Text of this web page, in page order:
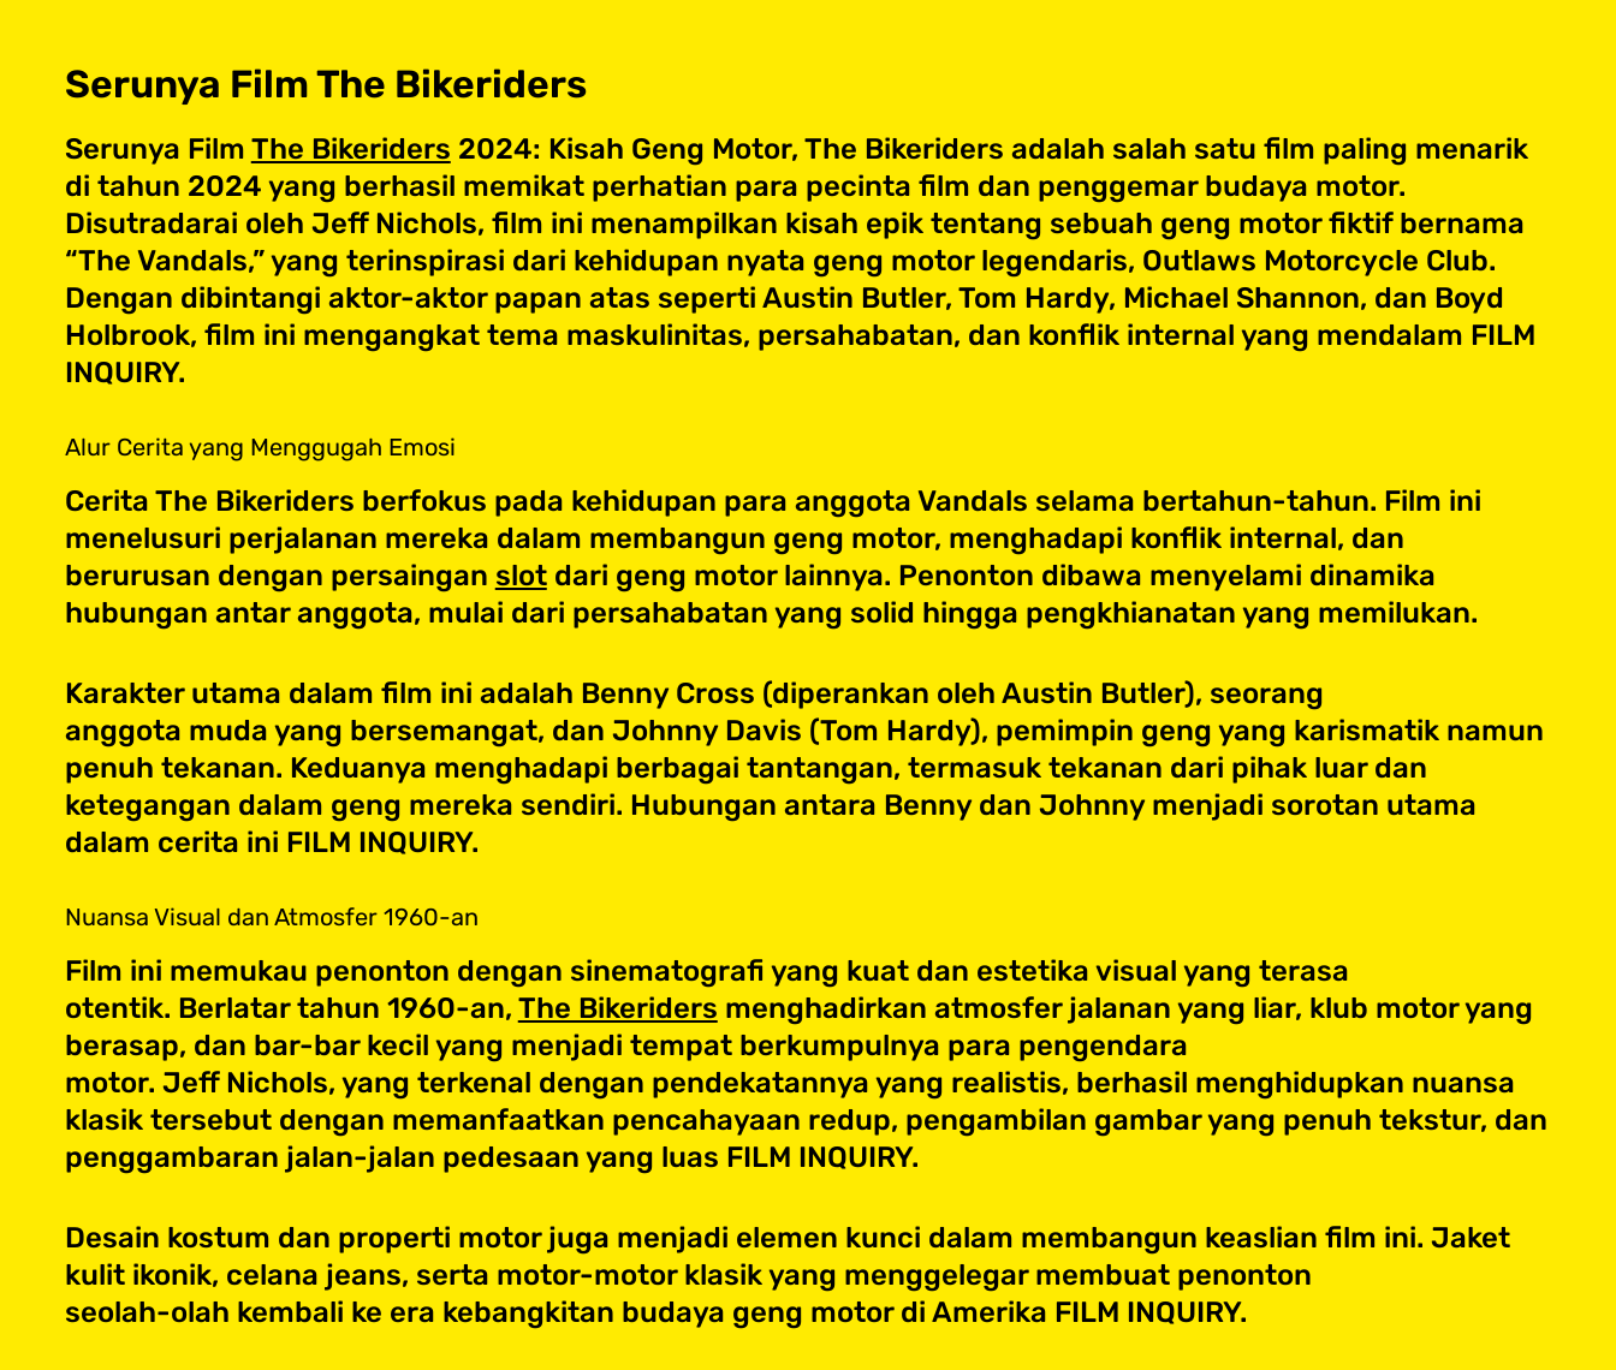
Serunya Film The Bikeriders
Serunya Film The Bikeriders 2024: Kisah Geng Motor, The Bikeriders adalah salah satu film paling menarik
di tahun 2024 yang berhasil memikat perhatian para pecinta film dan penggemar budaya motor.
Disutradarai oleh Jeff Nichols, film ini menampilkan kisah epik tentang sebuah geng motor fiktif bernama
“The Vandals,” yang terinspirasi dari kehidupan nyata geng motor legendaris, Outlaws Motorcycle Club.
Dengan dibintangi aktor-aktor papan atas seperti Austin Butler, Tom Hardy, Michael Shannon, dan Boyd
Holbrook, film ini mengangkat tema maskulinitas, persahabatan, dan konflik internal yang mendalam​ FILM
INQUIRY.
Alur Cerita yang Menggugah Emosi
Cerita The Bikeriders berfokus pada kehidupan para anggota Vandals selama bertahun-tahun. Film ini
menelusuri perjalanan mereka dalam membangun geng motor, menghadapi konflik internal, dan
berurusan dengan persaingan slotdari geng motor lainnya. Penonton dibawa menyelami dinamika
hubungan antar anggota, mulai dari persahabatan yang solid hingga pengkhianatan yang memilukan.
Karakter utama dalam film ini adalah Benny Cross (diperankan oleh Austin Butler), seorang
anggota muda yang bersemangat, dan Johnny Davis (Tom Hardy), pemimpin geng yang karismatik namun
penuh tekanan. Keduanya menghadapi berbagai tantangan, termasuk tekanan dari pihak luar dan
ketegangan dalam geng mereka sendiri. Hubungan antara Benny dan Johnny menjadi sorotan utama
dalam cerita ini FILM INQUIRY.
Nuansa Visual dan Atmosfer 1960-an
Film ini memukau penonton dengan sinematografi yang kuat dan estetika visual yang terasa
otentik. Berlatar tahun 1960-an, The Bikeriders menghadirkan atmosfer jalanan yang liar, klub motor yang
berasap, dan bar-bar kecil yang menjadi tempat berkumpulnya para pengendara
motor. Jeff Nichols, yang terkenal dengan pendekatannya yang realistis, berhasil menghidupkan nuansa
klasik tersebut dengan memanfaatkan pencahayaan redup, pengambilan gambar yang penuh tekstur, dan
penggambaran jalan-jalan pedesaan yang luas​ FILM INQUIRY.
Desain kostum dan properti motor juga menjadi elemen kunci dalam membangun keaslian film ini. Jaket
kulit ikonik, celana jeans, serta motor-motor klasik yang menggelegar membuat penonton
seolah-olah kembali ke era kebangkitan budaya geng motor di Amerika​ FILM INQUIRY.